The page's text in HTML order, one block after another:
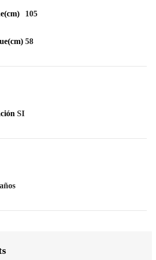
105
58
SI